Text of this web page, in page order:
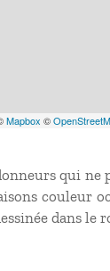
Mapbox ©
qui ne
couleur
dans le